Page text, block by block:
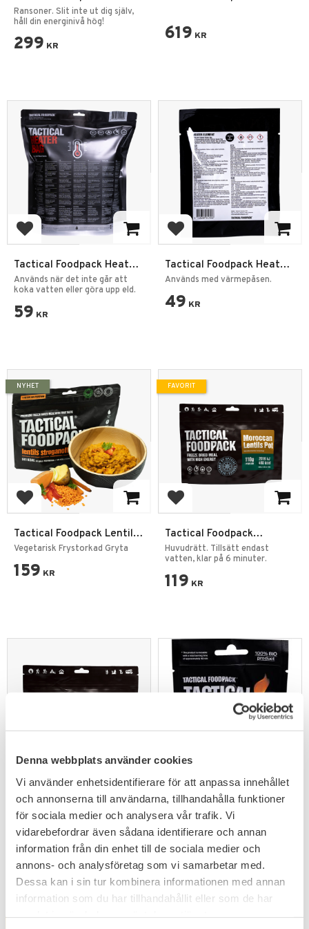
Denna webbplats använder cookies
Vi använder enhetsidentifierare för att anpassa innehållet
och annonserna till användarna, tillhandahålla funktioner
för sociala medier och analysera vår trafik. Vi
vidarebefordrar även sådana identifierare och annan
information från din enhet till de sociala medier och
annons- och analysföretag som vi samarbetar med.
Dessa kan i sin tur kombinera informationen med annan
information som du har tillhandahållit eller som de har
Ration Vegan
Ransoner. Slit inte ut dig själv,
håll din energinivå hög!
299 KR
619 KR
Lägg till i favoriter
Tactical Foodpack Heater
Bag with Element
Används när det inte går att
koka vatten eller göra upp eld.
59 KR
Lägg till i favoriter
Tactical Foodpack Heater
Element
Används med värmepåsen.
49 KR
Lägg till i favoriter
Tactical Foodpack Lentils
Stroganoff
Vegetarisk Frystorkad Gryta
159 KR
NYHET
Lägg till i favoriter
Tactical Foodpack
Moroccan Lentils Pot
Huvudrätt. Tillsätt endast
vatten, klar på 6 minuter.
119 KR
FAVORIT
Tactical Foodpack Sweet
Potato Curry
Huvudrätt. Tillsätt endast
vatten, klar på 6 minuter.
119KR
Tactical Foodpack Tactical
Fire Pot
Idealisk för att värma 10 st
Tactical Foodpacks.
79KR